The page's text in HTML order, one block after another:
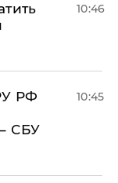
10:46
РФ
СБУ
10:45